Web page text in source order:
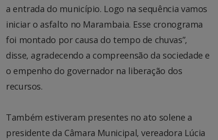
a entrada do município. Logo na sequência vamos
iniciar o asfalto no Marambaia. Esse cronograma
foi montado por causa do tempo de chuvas”,
disse, agradecendo a compreensão da sociedade e
o empenho do governador na liberação dos
recursos.
Também estiveram presentes no ato solene a
presidente da Câmara Municipal, vereadora Lúcia